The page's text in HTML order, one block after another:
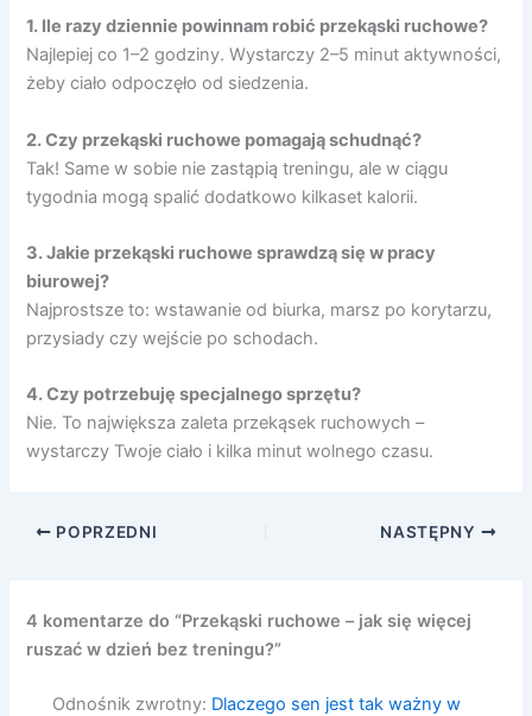
1. Ile razy dziennie powinnam robić przekąski ruchowe?
Najlepiej co 1–2 godziny. Wystarczy 2–5 minut aktywności,
żeby ciało odpoczęło od siedzenia.
2. Czy przekąski ruchowe pomagają schudnąć?
Tak! Same w sobie nie zastąpią treningu, ale w ciągu
tygodnia mogą spalić dodatkowo kilkaset kalorii.
3. Jakie przekąski ruchowe sprawdzą się w pracy
biurowej?
Najprostsze to: wstawanie od biurka, marsz po korytarzu,
przysiady czy wejście po schodach.
4. Czy potrzebuję specjalnego sprzętu?
Nie. To największa zaleta przekąsek ruchowych –
wystarczy Twoje ciało i kilka minut wolnego czasu.
POPRZEDNI NASTĘPNY
4 komentarze do “Przekąski ruchowe – jak się więcej
ruszać w dzień bez treningu?”
Odnośnik zwrotny: Dlaczego sen jest tak ważny w